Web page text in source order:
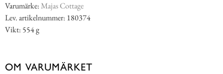
Varumärke:Majas Cottage
Lev. artikelnummer: 180374
Vikt: 554 g
OM VARUMÄRKET